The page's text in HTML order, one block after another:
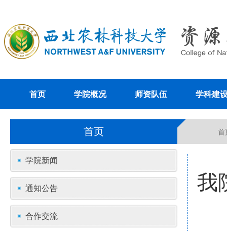
首页 学院概况 师资队伍 学科建
首页 首
学院新闻
通知公告
合作交流
我